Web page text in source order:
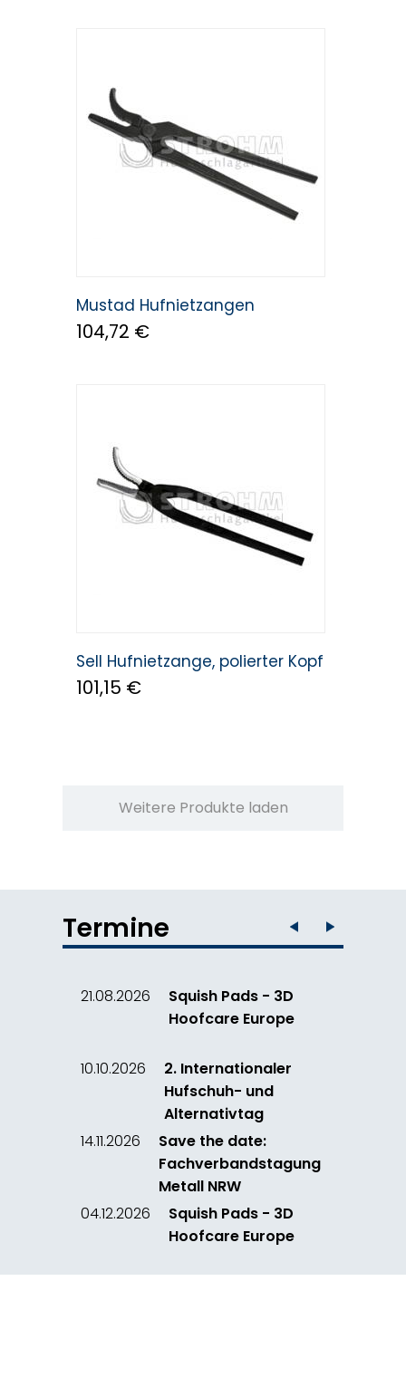
Mustad Hufnietzangen
104,72 €
Sell Hufnietzange, polierter Kopf
101,15 €
Weitere Produkte laden
Termine
21.08.2026
Squish Pads - 3D
Hoofcare Europe
10.10.2026
2. Internationaler
Hufschuh- und
Alternativtag
14.11.2026
Save the date:
Fachverbandstagung
Metall NRW
04.12.2026
Squish Pads - 3D
Hoofcare Europe